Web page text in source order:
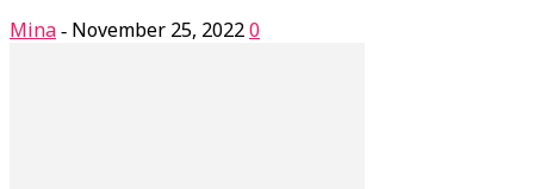
Mina - November 25, 20220